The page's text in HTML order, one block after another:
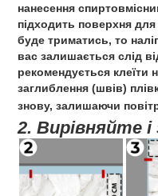
нанесення
підходить поверхня для
буде триматись, то
вас залишається слід
рекомендується
заглиблення (швів)
знову, залишаючи
2. Вирівняйте і